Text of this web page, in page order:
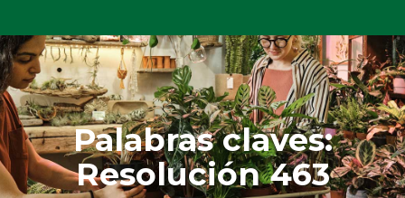
Palabras claves:
Resolución 463